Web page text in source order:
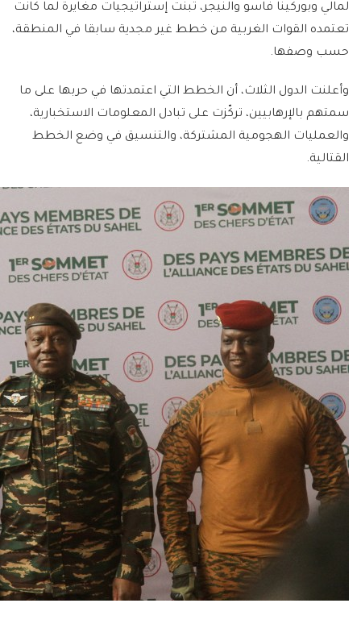
لمالي وبوركينا فاسو والنيجر، تبنّت إستراتيجيات مغايرة لما كانت
تعتمده القوات الغربية من خطط غير مجدية سابقا في المنطقة،
حسب وصفها.
وأعلنت الدول الثلاث، أن الخطط التي اعتمدتها في حربها على ما
سمتهم بالإرهابيين، تركّزت على تبادل المعلومات الاستخبارية،
والعمليات الهجومية المشتركة، والتنسيق في وضع الخطط
القتالية.